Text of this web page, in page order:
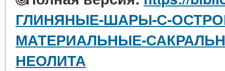
ГЛИНЯНЫЕ-ШАРЫ-С-
МАТЕРИАЛЬНЫЕ-
НЕОЛИТА